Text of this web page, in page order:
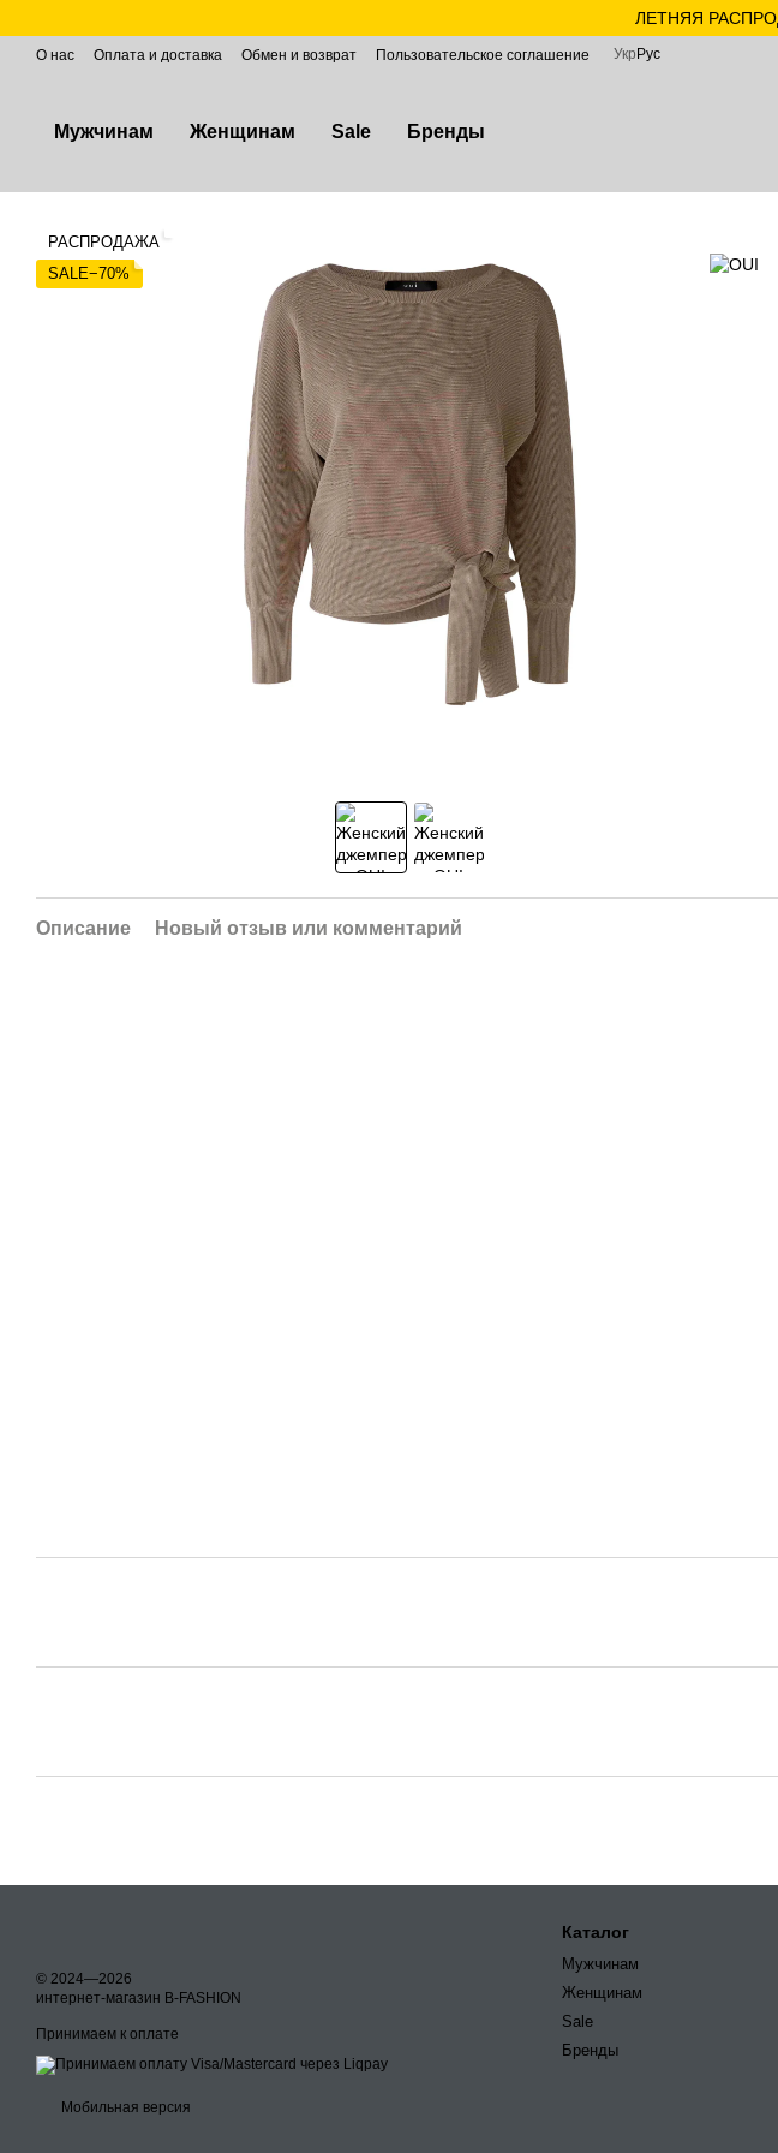
ЛЕТНЯЯ
О нас Оплата и доставка Обмен и возврат Пользовательское соглашение Укр Рус
Мужчинам Женщинам Sale Бренды
РАСПРОДАЖА
SALE−70%
Описание Новый отзыв или комментарий
© 2024—2026
интернет-магазин B-FASHION
Принимаем к оплате
Мобильная версия
Каталог
Мужчинам
Женщинам
Sale
Бренды